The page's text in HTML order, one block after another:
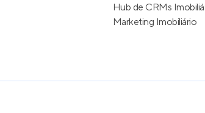
Hub de CRMs
Marketing Imobiliário